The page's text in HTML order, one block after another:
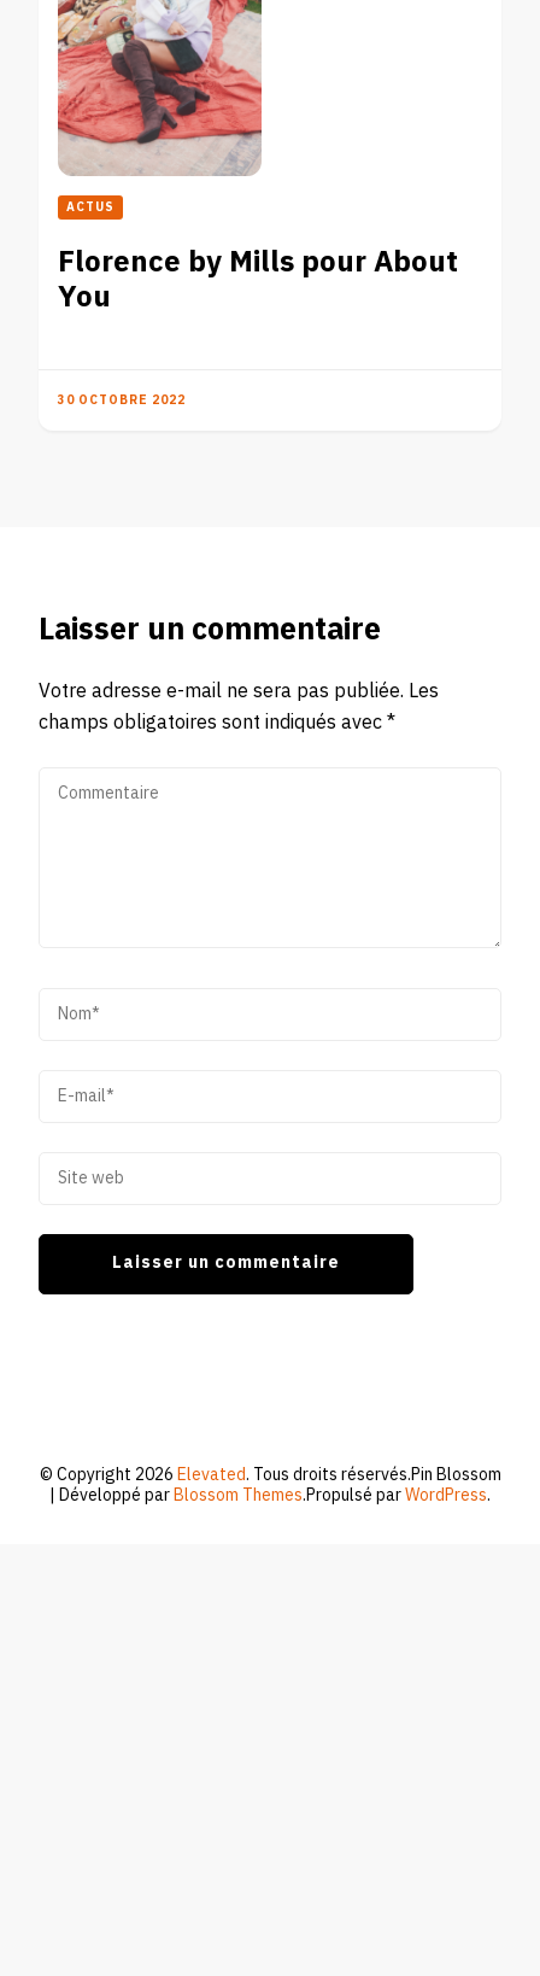
ACTUS
Florence by Mills pour About
You
30 OCTOBRE 2022
Laisser un commentaire
Votre adresse e-mail ne sera pas publiée. Les
champs obligatoires sont indiqués avec*
© Copyright 2026Elevated. Tous droits réservés.Pin Blossom
| Développé parBlossom Themes.Propulsé parWordPress.